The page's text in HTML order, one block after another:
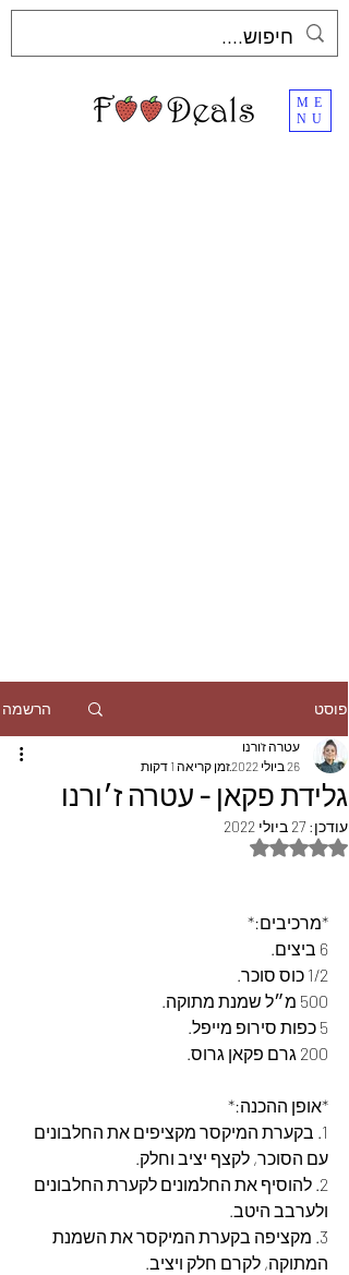
ME
NU
פוסט הרשמה
גלידת פקאן - עטרה ז׳ורנו
עטרה ז'ורנו
26 ביולי 2022
זמן קריאה 1 דקות
עודכן: 27 ביולי 2022
דירוג של NaN מתוך 5 כוכבים
*מרכיבים:*
6 ביצים.
1/2 כוס סוכר.
500 מ״ל שמנת מתוקה.
5 כפות סירופ מייפל.
200 גרם פקאן גרוס.
*אופן ההכנה:*
1. בקערת המיקסר מקציפים את החלבונים
עם הסוכר, לקצף יציב וחלק.
2. להוסיף את החלמונים לקערת החלבונים
ולערבב היטב.
3. מקציפה בקערת המיקסר את השמנת
המתוקה, לקרם חלק ויציב.